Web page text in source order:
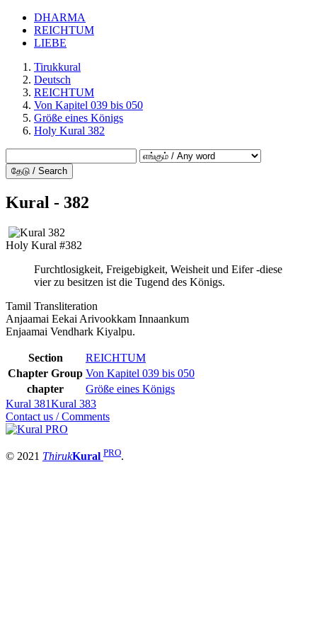
DHARMA
REICHTUM
LIEBE
Tirukkural
Deutsch
REICHTUM
Von Kapitel 039 bis 050
Größe eines Königs
Holy Kural 382
தேடு / Search
Kural - 382
Holy Kural #382
Furchtlosigkeit, Freigebigkeit, Weisheit und Eifer -diese
vier zu besitzen ist die Tugend des Königs.
Tamil Transliteration
Anjaamai Eekai Arivookkam Innaankum
Enjaamai Vendhark Kiyalpu.
Section
REICHTUM
Chapter Group Von Kapitel 039 bis 050
chapter
Größe eines Königs
Kural 381Kural 383
Contact us / Comments
© 2021 ThirukKural PRO.